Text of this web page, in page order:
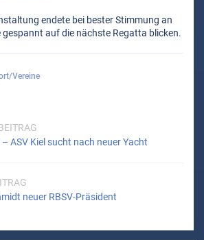
endete bei bester Stimmung an
gespannt auf die nächste Regatta blicken.
Vereine
– ASV Kiel sucht nach neuer Yacht
neuer RBSV-Präsident